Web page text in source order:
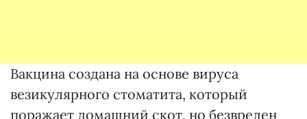
Вакцина создана на основе вируса
везикулярного стоматита, который
поражает домашний скот, но безвреден